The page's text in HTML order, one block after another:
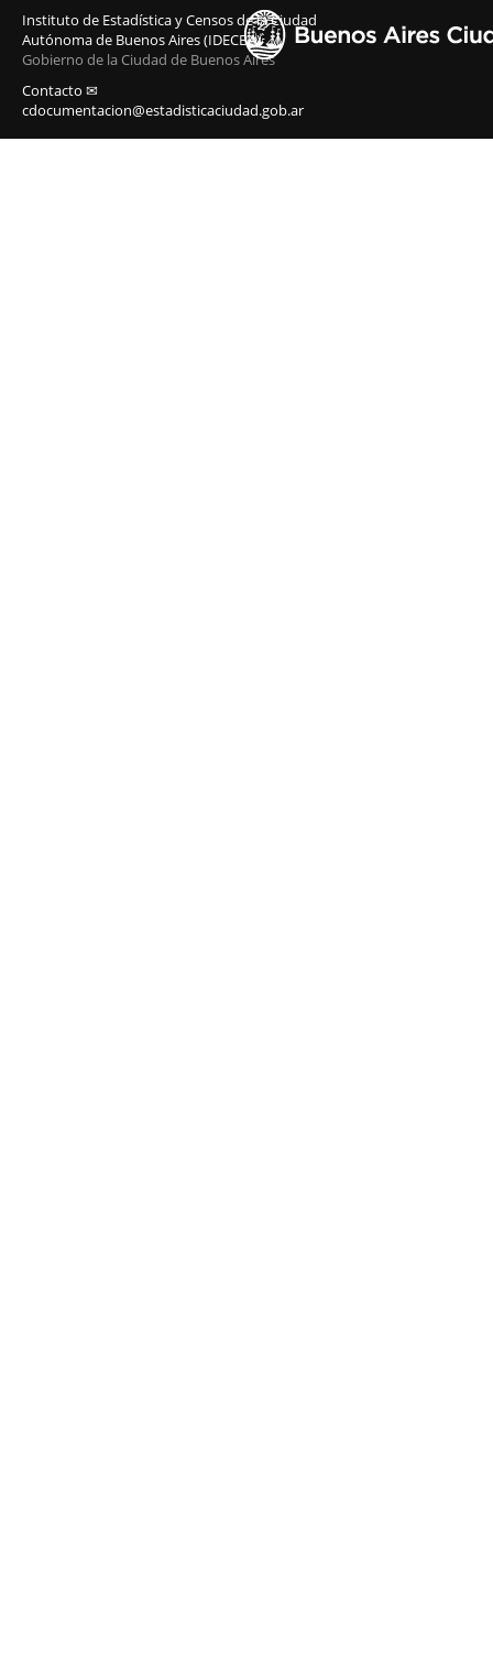
Instituto de Estadística y Censos de la Ciudad
Autónoma de Buenos Aires (IDECBA)
Gobierno de la Ciudad de Buenos Aires
Contacto ✉
cdocumentacion@estadisticaciudad.gob.ar